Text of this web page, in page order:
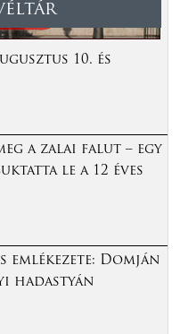
10. és
a zalai falut – egy
le a 12 éves
Domján
hadastyán